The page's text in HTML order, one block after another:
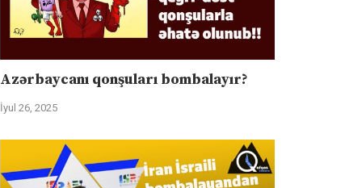
Azərbaycanı qonşuları bombalayır?
İyul 26, 2025